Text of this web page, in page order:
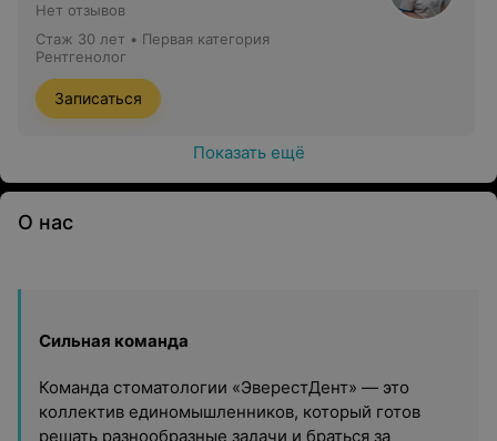
Нет отзывов
Стаж 30 лет • Первая категория
Рентгенолог
Записаться
Показать ещё
О нас
Сильная команда
Команда стоматологии «ЭверестДент» — это
коллектив единомышленников, который готов
решать разнообразные задачи и браться за